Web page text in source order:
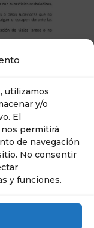
utilizamos
y/o
El
permitirá
de navegación
No consentir
y funciones.